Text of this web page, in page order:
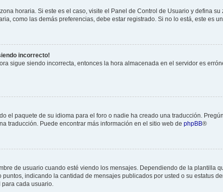
horaria. Si este es el caso, visite el Panel de Control de Usuario y defina
como las demás preferencias, debe estar registrado. Si no lo está, este es
incorrecto!
sigue siendo incorrecta, entonces la hora almacenada en el servidor es
el paquete de su idioma para el foro o nadie ha creado una traducción.
traducción. Puede encontrar más información en el sitio web de phpBB®
de usuario cuando esté viendo los mensajes. Dependiendo de la plantilla
indicando la cantidad de mensajes publicados por usted o su estatus
cada usuario.